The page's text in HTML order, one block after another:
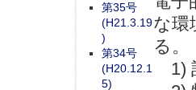
な環
る。
1)
第35号
(H21.3.19
)
第34号
(H20.12.1
5)